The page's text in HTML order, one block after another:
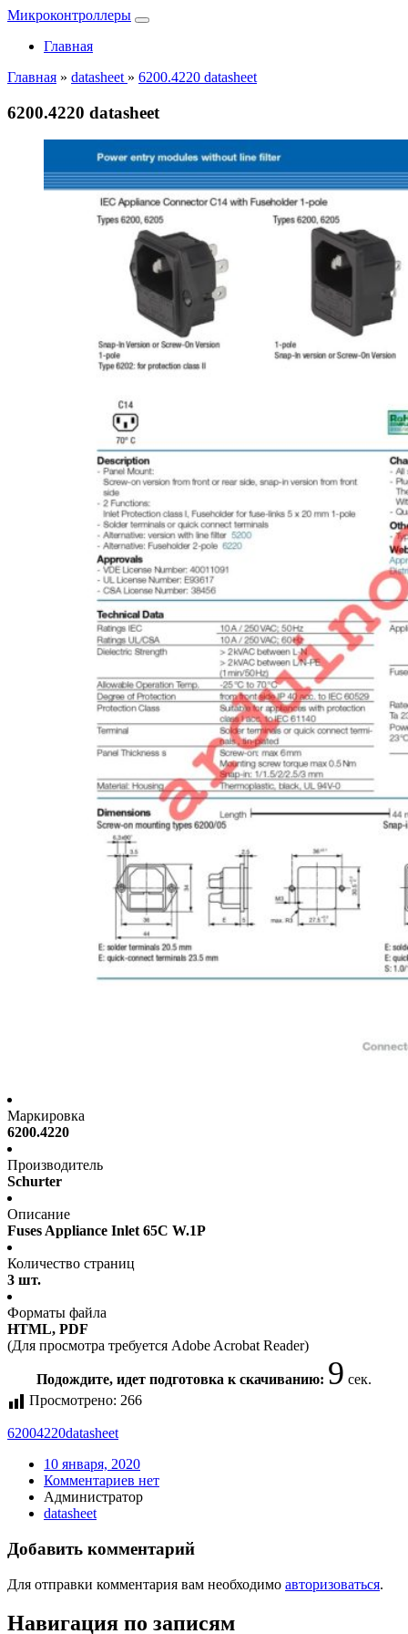
Микроконтроллеры
Главная
Главная » datasheet » 6200.4220 datasheet
6200.4220 datasheet
Маркировка
6200.4220
Производитель
Schurter
Описание
Fuses Appliance Inlet 65C W.1P
Количество страниц
3 шт.
Форматы файла
HTML, PDF
(Для просмотра требуется Adobe Acrobat Reader)
Подождите, идет подготовка к скачиванию: 9 сек.
Просмотрено: 266
62004220datasheet
10 января, 2020
Комментариев нет
Администратор
datasheet
Добавить комментарий
Для отправки комментария вам необходимо авторизоваться.
Навигация по записям